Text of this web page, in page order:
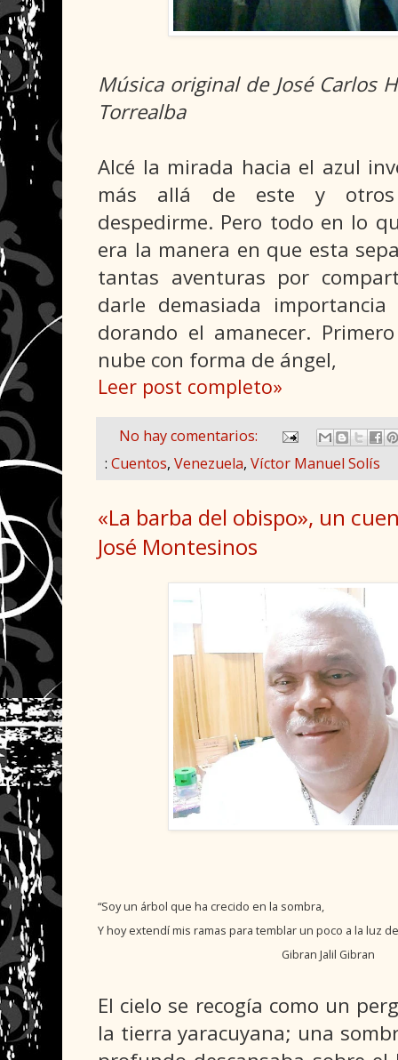
Música original de José Carlos
Torrealba
Alcé la mirada hacia el azul
más allá de este y otros
despedirme. Pero todo en lo
era la manera en que esta
tantas aventuras por
darle demasiada
dorando el amanecer.
nube con forma de ángel,
Leer post completo»
No hay comentarios:
: Cuentos, Venezuela, Víctor Manuel Solís
«La barba del obispo», un
José Montesinos
“Soy un árbol que ha crecido en la sombra,
Y hoy extendí mis ramas para temblar un poco a la luz
Gibran Jalil Gibran
El cielo se recogía como un
la tierra yaracuyana; una